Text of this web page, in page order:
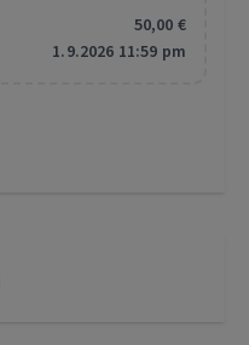
50,00 €
1.9.2026 11:59 pm